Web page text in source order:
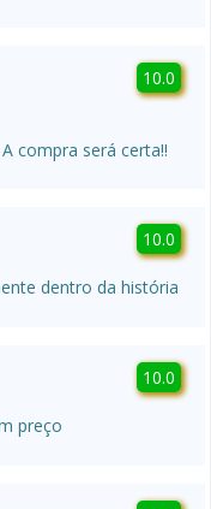
10.0
compra será certa!!
10.0
dentro da história
10.0
preço